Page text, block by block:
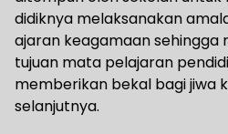
didiknya melaksanakan
ajaran keagamaan sehingga
tujuan mata pelajaran
memberikan bekal bagi jiwa
selanjutnya.